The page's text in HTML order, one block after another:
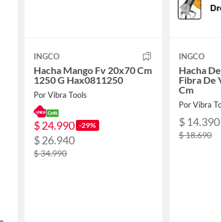
INGCO
Hacha Mango Fv 20x70 Cm
1250 G Hax0811250
Por Vibra Tools
$ 24.990 -29%
$ 26.940
$ 34.990
INGCO
Hacha
Fibra De
Cm
Por Vibra
$ 14.390
$ 18.690